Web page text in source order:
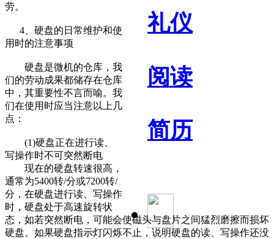
礼仪
阅读
简历
劳。
4、硬盘的日常维护和使
用时的注意事项
硬盘是微机的仓库，我
们的劳动成果都储存在仓库
中，其重要性不言而喻。我
们在使用时应当注意以上几
点：
(1)硬盘正在进行读、
写操作时不可突然断电
现在的硬盘转速很高，
通常为5400转/分或7200转/
分，在硬盘进行读、写操作
时，硬盘处于高速旋转状
态，如若突然断电，可能会使磁头与盘片之间猛烈磨擦而损坏
硬盘。如果硬盘指示灯闪烁不止，说明硬盘的读、写操作还没